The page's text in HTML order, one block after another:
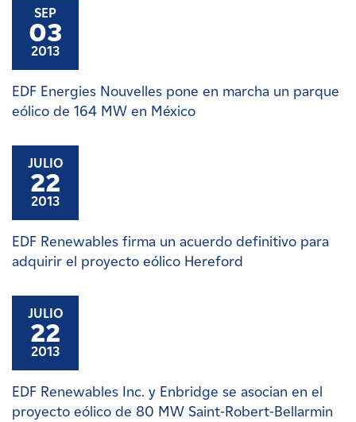
SEP
03
2013
EDF Energies Nouvelles pone en marcha un parque
eólico de 164 MW en México
JULIO
22
2013
EDF Renewables firma un acuerdo definitivo para
adquirir el proyecto eólico Hereford
JULIO
22
2013
EDF Renewables Inc. y Enbridge se asocian en el
proyecto eólico de 80 MW Saint-Robert-Bellarmin